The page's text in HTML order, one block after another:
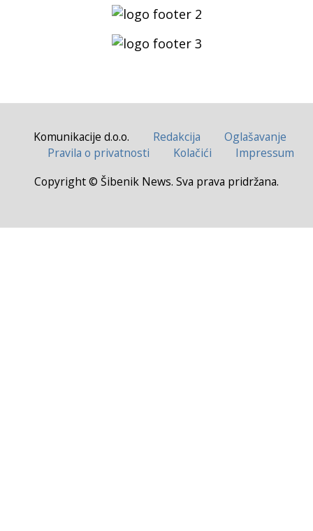
Komunikacije d.o.o. Redakcija
Oglašavanje
Pravila o privatnosti
Kolačići
Impressum
Copyright © Šibenik News. Sva prava pridržana.